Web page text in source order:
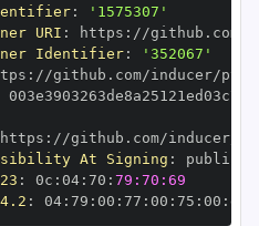
:
'1575307'
URI : https :
Identifier:
'352067'
:
https :
At Signing :
: 0c : 04: 70 : 79:70:69
: 04: 79 : 00 : 77 : 00 : 75 : 00 : dd